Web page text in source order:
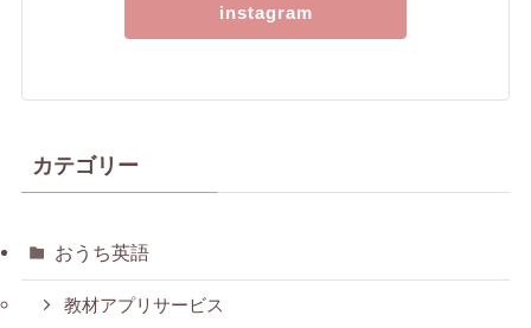
instagram
カテゴリー
おうち英語
教材アプリサービス